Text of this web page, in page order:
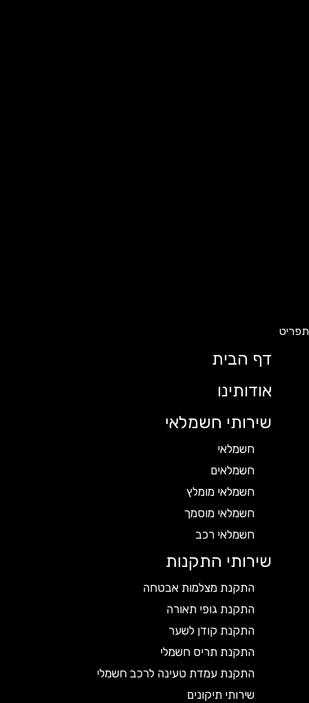
דף הבית
אודותינו
שירותי חשמלאי
חשמלאי
חשמלאים
חשמלאי מומלץ
חשמלאי מוסמך
חשמלאי רכב
שירותי התקנות
התקנת מצלמות אבטחה
התקנת גופי תאורה
התקנת קודן לשער
התקנת תריס חשמלי
התקנת עמדת טעינה לרכב חשמלי
שירותי תיקונים